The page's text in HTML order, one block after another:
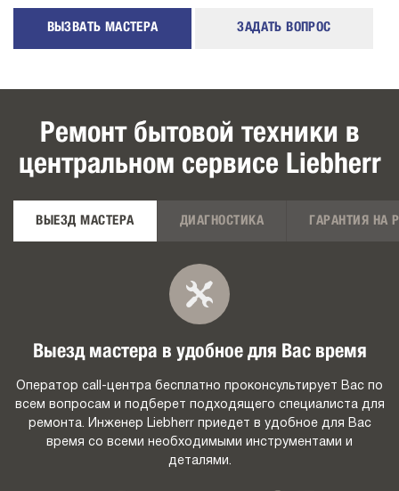
ВЫЗВАТЬ МАСТЕРА ЗАДАТЬ ВОПРОС
Ремонт бытовой техники в
центральном сервисе Liebherr
ВЫЕЗД МАСТЕРА ДИАГНОСТИКА ГАРАНТИЯ НА
Выезд мастера в удобное для Вас время
Оператор call-центра бесплатно проконсультирует Вас по
всем вопросам и подберет подходящего специалиста для
ремонта. Инженер Liebherr приедет в удобное для Вас
время со всеми необходимыми инструментами и
деталями.